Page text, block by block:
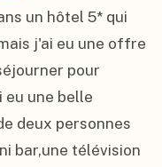
un hôtel 5* qui
j'ai eu une offre
pour
eu une belle
deux personnes
bar,une télévision